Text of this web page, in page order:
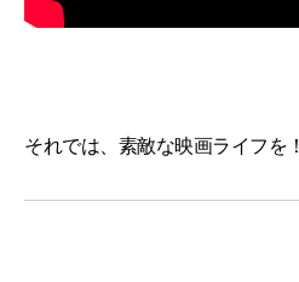
それでは、素敵な映画ライフを！